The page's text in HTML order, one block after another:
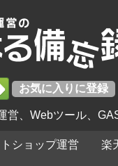
営、Webツール、
ショップ運営 楽